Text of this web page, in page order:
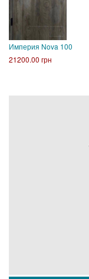
Империя Nova 100
21200.00 грн